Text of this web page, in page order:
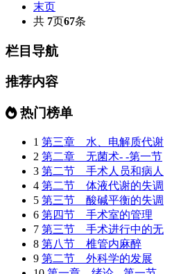
末页
共 7页67条
栏目导航
推荐内容
热门榜单
1 第三章 水、电解质代谢
2 第二章 无菌术- -第一节
3 第二节 手术人员和病人
4 第二节 体液代谢的失调
5 第三节 酸碱平衡的失调
6 第四节 手术室的管理
7 第三节 手术进行中的无
8 第八节 椎管内麻醉
9 第二节 外科学的发展